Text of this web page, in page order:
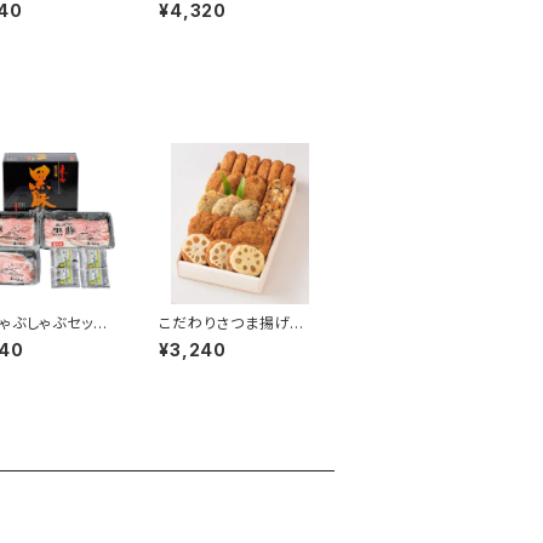
¥4,320
ぶしゃぶセット
］
こだわりさつま揚げ詰
合せ［さ-605］
¥3,240